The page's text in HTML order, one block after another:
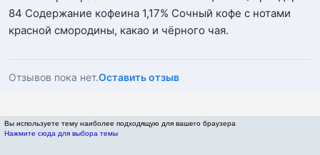
84 Содержание кофеина 1,17% Сочный кофе с нотами
красной смородины, какао и чёрного чая.
Отзывов пока нет.Оставить отзыв
Вы используете тему наиболее подходящую для вашего браузера
Нажмите сюда для выбора темы